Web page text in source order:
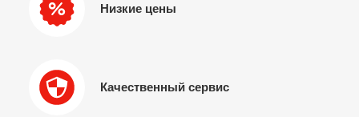
Низкие цены
Качественный сервис